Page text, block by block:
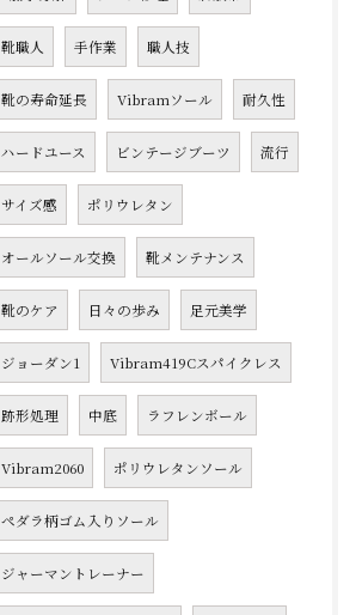
靴職人 手作業 職人技
靴の寿命延長 Vibramソール 耐久性
ハードユース ビンテージブーツ 流行
サイズ感 ポリウレタン
オールソール交換 靴メンテナンス
靴のケア 日々の歩み 足元美学
ジョーダン1 Vibram419Cスパイクレス
跡形処理 中底 ラフレンボール
Vibram2060 ポリウレタンソール
ペダラ柄ゴム入りソール
ジャーマントレーナー